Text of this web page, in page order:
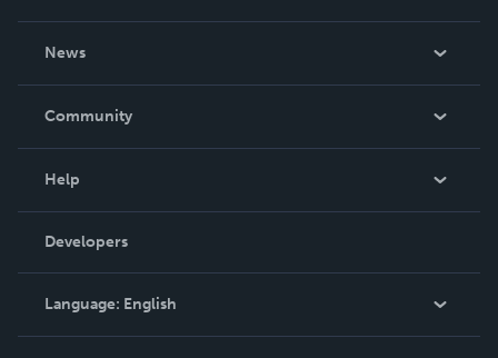
News
In The News
Community
Podcast
Help
Order Lookup
Knowledge Base
Contact Support
Developers
Language: English